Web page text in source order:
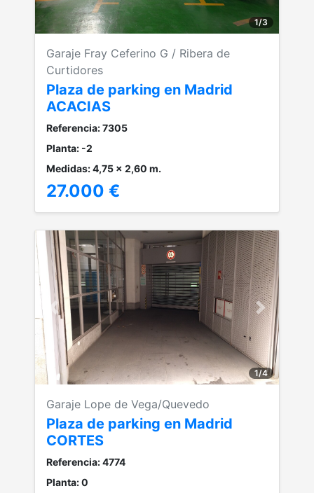
1/3
Garaje Fray Ceferino G / Ribera de
Curtidores
Plaza de parking en Madrid
ACACIAS
Referencia: 7305
Planta: -2
Medidas: 4,75 x 2,60 m.
27.000 €
Anterior Siguiente
1/4
Garaje Lope de Vega/Quevedo
Plaza de parking en Madrid
CORTES
Referencia: 4774
Planta: 0